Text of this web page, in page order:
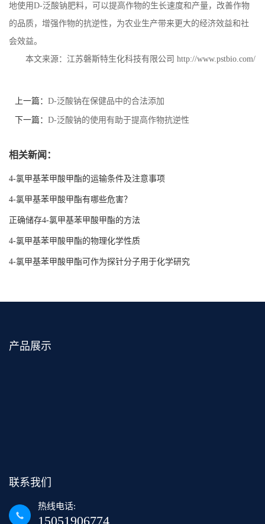
地使用D-泛酸钠肥料，可以提高作物的生长速度和产量，改善作物
的品质，增强作物的抗逆性，为农业生产带来更大的经济效益和社
会效益。
本文来源：江苏磐斯特生化科技有限公司 http://www.pstbio.com/
上一篇： D-泛酸钠在保健品中的合法添加
下一篇： D-泛酸钠的使用有助于提高作物抗逆性
相关新闻：
4-氯甲基苯甲酸甲酯的运输条件及注意事项
4-氯甲基苯甲酸甲酯有哪些危害？
正确储存4-氯甲基苯甲酸甲酯的方法
4-氯甲基苯甲酸甲酯的物理化学性质
4-氯甲基苯甲酸甲酯可作为探针分子用于化学研究
产品展示
联系我们
热线电话:
15051906774